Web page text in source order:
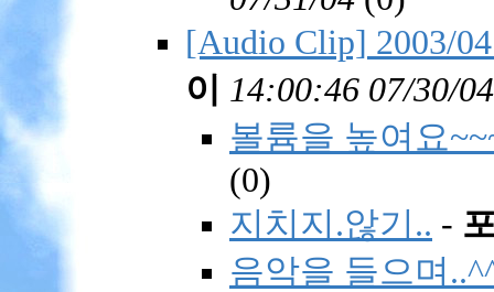
[Audio Clip] 2003/
이
14:00:46 07/30/04
볼륨을 높여요
(0)
지치지.않기.. -
음악을 들으며